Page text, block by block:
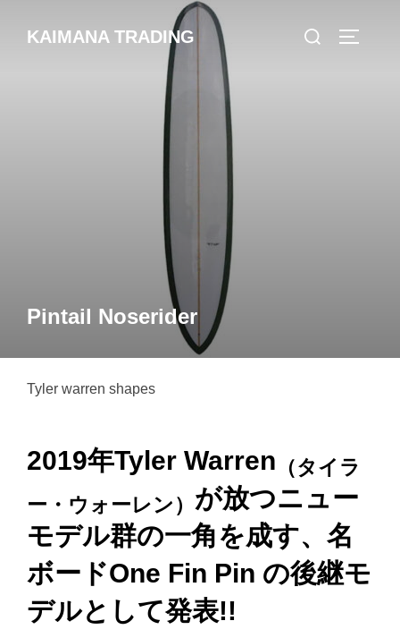
KAIMANA TRADING
検
Pintail Noserider
Tyler warren shapes
2019年Tyler Warren （タイラ
ー・ウォーレン） が放つニュー
モデル群の一角を成す、名
ボードOne Fin Pin の後継モ
デルとして発表!!